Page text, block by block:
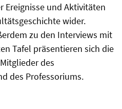
Ereignisse und Aktivitäten
wider.
zu den Interviews mit
Tafel präsentieren sich die
des
des Professoriums.